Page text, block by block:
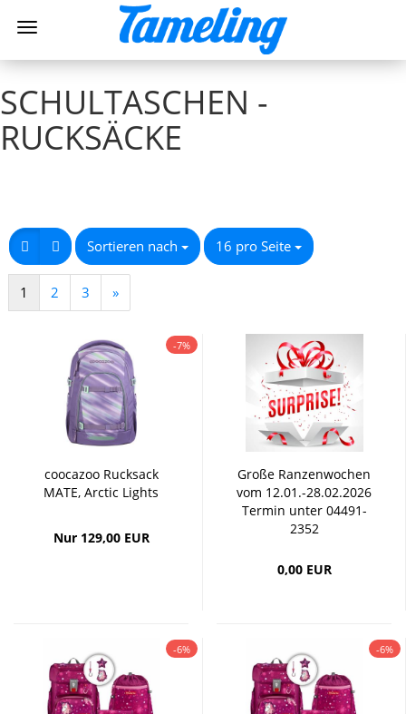
SCHULTASCHEN -
RUCKSÄCKE
Sortieren nach 16 pro Seite
1 2 3 »
-7%
coocazoo Rucksack
MATE, Arctic Lights
Nur 129,00 EUR
Große Ranzenwochen
vom 12.01.-28.02.2026
Termin unter 04491-
2352
0,00 EUR
-6% -6%